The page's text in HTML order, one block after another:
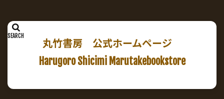
丸竹書房 公式ホームページ
Harugoro Shicimi Marutakebookstore